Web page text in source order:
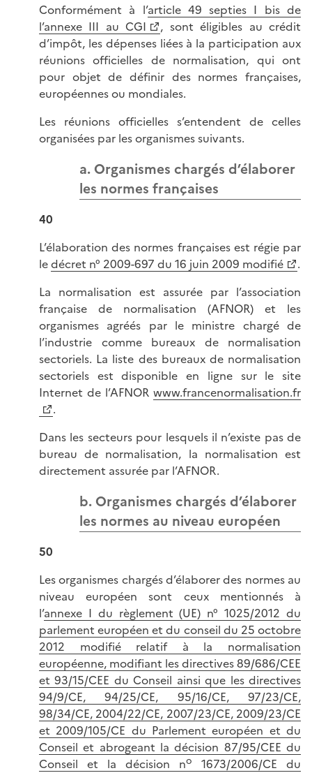
Conformément à l’article 49 septies I bis de
l’annexe III au CGI
, sont éligibles au crédit
d’impôt, les dépenses liées à la participation aux
réunions officielles de normalisation, qui ont
pour objet de définir des normes françaises,
européennes ou mondiales.
Les réunions officielles s’entendent de celles
organisées par les organismes suivants.
a. Organismes chargés d’élaborer
les normes françaises
40
L’élaboration des normes françaises est régie par
ledécret n° 2009-697 du 16 juin 2009 modifié
.
La normalisation est assurée par l’association
française de normalisation (AFNOR) et les
organismes agréés par le ministre chargé de
l’industrie comme bureaux de normalisation
sectoriels. La liste des bureaux de normalisation
sectoriels est disponible en ligne sur le site
Internet de l’AFNOR www.francenormalisation.fr
.
Dans les secteurs pour lesquels il n’existe pas de
bureau de normalisation, la normalisation est
directement assurée par l’AFNOR.
b. Organismes chargés d’élaborer
les normes au niveau européen
50
Les organismes chargés d’élaborer des normes au
niveau européen sont ceux mentionnés à
l’annexe I du règlement (UE) n° 1025/2012 du
parlement européen et du conseil du 25 octobre
2012 modifié relatif à la normalisation
européenne, modifiant les directives 89/686/CEE
et 93/15/CEE du Conseil ainsi que les directives
94/9/CE, 94/25/CE, 95/16/CE, 97/23/CE,
98/34/CE, 2004/22/CE, 2007/23/CE, 2009/23/CE
et 2009/105/CE du Parlement européen et du
Conseil et abrogeant la décision 87/95/CEE du
Conseil et la décision no
1673/2006/CE du